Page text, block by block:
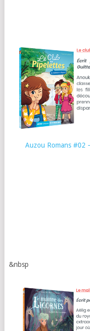
Auzou Romans #02
&nbsp